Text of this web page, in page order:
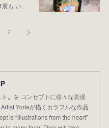
も い…
2
ト〟を コンセプトに様々な表現
Yorieが描くカラフルな作品
is “Illustrations from the heart”